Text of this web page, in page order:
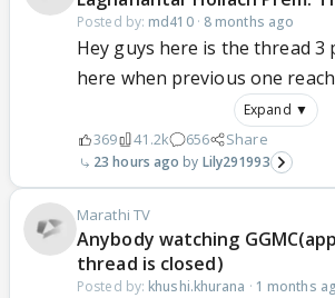
Posted by: md410· 8 months ago
Hey guys here is the thread 3
here when previous one
Expand ▼
369 41.2k 656 Share
23 hours ago Lily291993
Marathi TV
Anybody watching
thread is closed)
Posted by: khushi.khurana · 1 months